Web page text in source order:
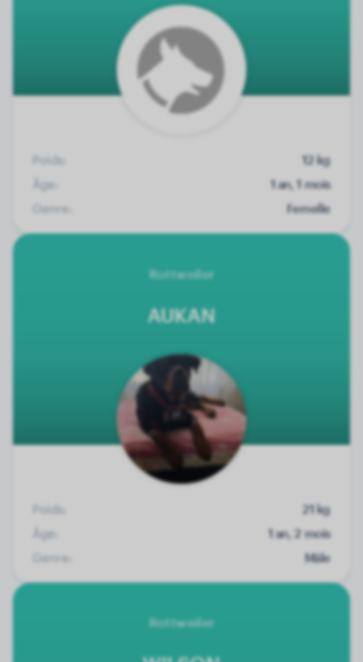
Poids:
12 kg
Âge:
1 an, 1 mois
Genre:
Femelle
Rottweiler
AUKAN
Poids:
21 kg
Âge:
1 an, 2 mois
Genre:
Mâle
Rottweiler